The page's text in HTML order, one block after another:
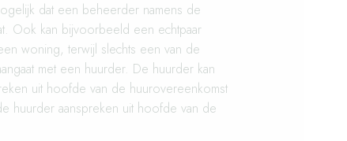
dat een beheerder namens de
Ook kan bijvoorbeeld een echtpaar
woning, terwijl slechts een van de
met een huurder. De huurder kan
uit hoofde van de huurovereenkomst
huurder aanspreken uit hoofde van de